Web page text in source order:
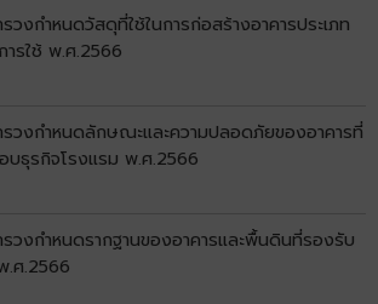
วงกำหนดวัสดุที่ใช้ในการก่อสร้างอาคารประเภท
ารใช้ พ.ศ.2566
รวงกำหนดลักษณะและความปลอดภัยของอาคารที่
บธุรกิจโรงแรม พ.ศ.2566
วงกำหนดรากฐานของอาคารและพื้นดินที่รองรับ
.ศ.2566